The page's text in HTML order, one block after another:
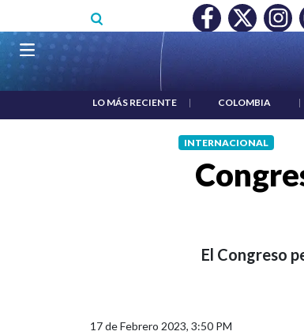
MÍNIMO NO DESTRUYÓ EMPLEO: JP MORGAN |
Navegación
LO MÁS RECIENTE | COLOMBIA |
INTERNACIONAL
El Congreso
17 de Febrero 2023, 3:50 PM